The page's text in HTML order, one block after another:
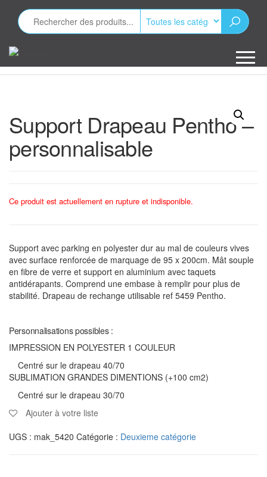
contenu
publicitaires
Support Drapeau Pentho –
personnalisable
Ce produit est actuellement en rupture et indisponible.
Support avec parking en polyester dur au mal de couleurs vives
avec surface renforcée de marquage de 95 x 200cm. Mât souple
en fibre de verre et support en aluminium avec taquets
antidérapants. Comprend une embase à remplir pour plus de
stabilité. Drapeau de rechange utilisable ref 5459 Pentho.
Personnalisations possibles :
IMPRESSION EN POLYESTER 1 COULEUR
Centré sur le drapeau 40/70
SUBLIMATION GRANDES DIMENTIONS (+100 cm2)
Centré sur le drapeau 30/70
Ajouter à votre liste
UGS : mak_5420 Catégorie : Deuxieme catégorie